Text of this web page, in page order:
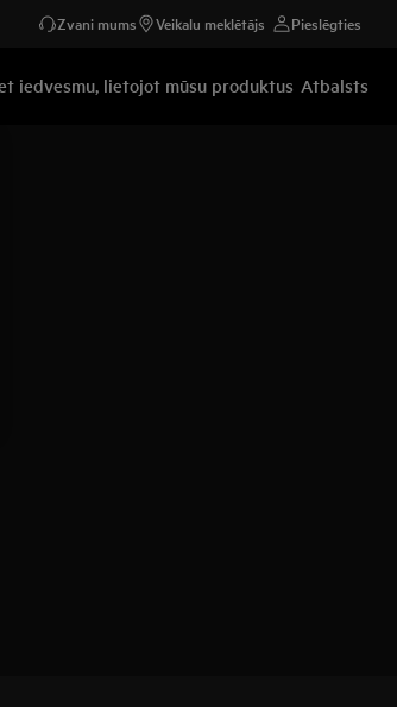
Zvani mums Veikalu meklētājs Pieslēgties
iedvesmu, lietojot mūsu produktus Atbalsts